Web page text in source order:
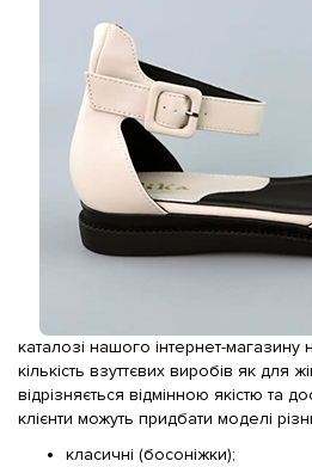
каталозі нашого інтернет-магазину
кількість взуттєвих виробів як для
відрізняється відмінною якістю та
клієнти можуть придбати моделі
класичні (босоніжки);